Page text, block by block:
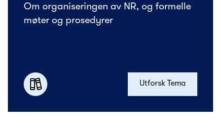
Om organiseringen av NR, og formelle
møter og prosedyrer
Utforsk Tema